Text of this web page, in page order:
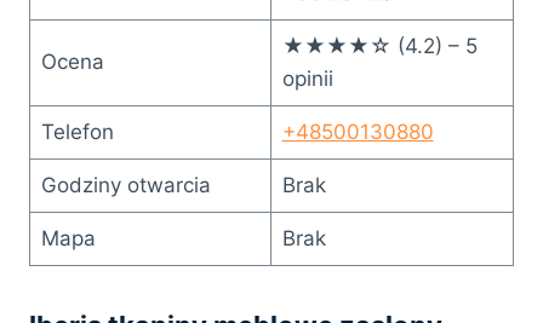
Ocena
★★★★☆ (4.2) – 5
opinii
Telefon +48500130880
Godziny otwarcia Brak
Mapa Brak